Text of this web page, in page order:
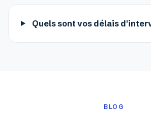
Quels sont vos délais
BLOG